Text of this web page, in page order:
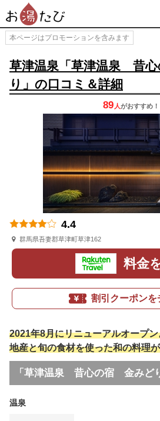
本ページはプロモーションを含みます
草津温泉「草津温泉 昔
り」の口コミ＆詳細
89 人がおすすめ！
4.4
群馬県吾妻郡草津町草津162
料金
割引クーポンを
2021年8月にリニューアルオープ
地産と旬の食材を使った和の料理
「草津温泉 昔心の宿 金みど
温泉